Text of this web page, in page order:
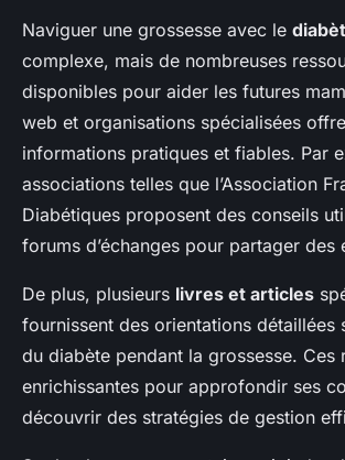
Naviguer une grossesse avec le
complexe, mais de nombreuses
disponibles pour aider les futures
web et organisations spécialisées
informations pratiques et fiables. Par
associations telles que l’Association
Diabétiques proposent des conseils
forums d’échanges pour partager des
De plus, plusieurs livres et articles
fournissent des orientations détaillées
du diabète pendant la grossesse. Ces
enrichissantes pour approfondir ses
découvrir des stratégies de gestion